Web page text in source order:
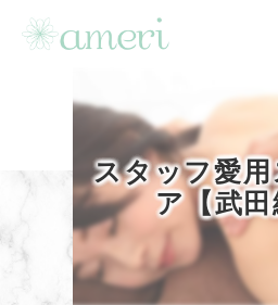
スタッフ愛
ア【武田